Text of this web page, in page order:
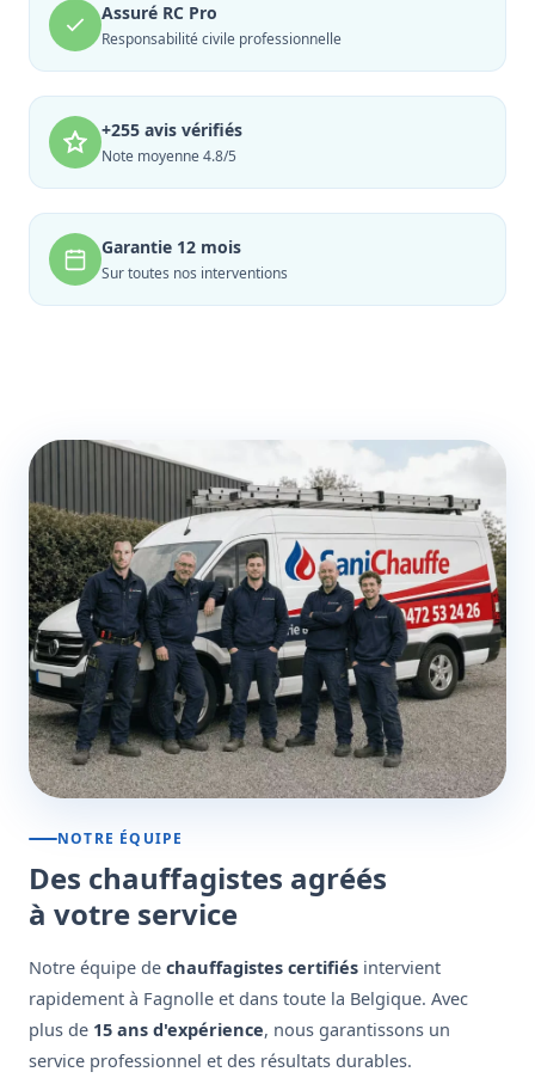
Assuré RC Pro
Responsabilité civile professionnelle
+255 avis vérifiés
Note moyenne 4.8/5
Garantie 12 mois
Sur toutes nos interventions
NOTRE ÉQUIPE
Des chauffagistes agréés
à votre service
Notre équipe de chauffagistes certifiés intervient
rapidement à Fagnolle et dans toute la Belgique. Avec
plus de 15 ans d'expérience, nous garantissons un
service professionnel et des résultats durables.